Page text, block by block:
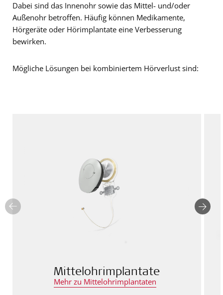
Dabei sind das Innenohr sowie das Mittel- und/oder
Außenohr betroffen. Häufig können Medikamente,
Hörgeräte oder Hörimplantate eine Verbesserung
bewirken.
Mögliche Lösungen bei kombiniertem Hörverlust sind:
Mittelohrimplantate
Mehr zu Mittelohrimplantaten